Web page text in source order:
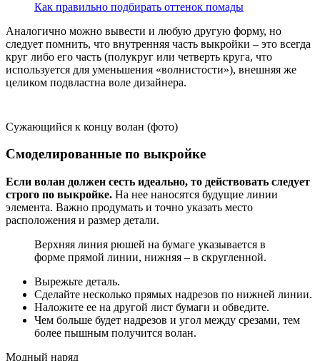
Как правильно подбирать оттенок помады
Аналогично можно вывести и любую другую форму, но
следует помнить, что внутренняя часть выкройки – это всегда
круг либо его часть (полукруг или четверть круга, что
используется для уменьшения «волнистости»), внешняя же
целиком подвластна воле дизайнера.
Сужающийся к концу волан (фото)
Смоделированные по выкройке
Если волан должен сесть идеально, то действовать следует
строго по выкройке. На нее наносятся будущие линии
элемента. Важно продумать и точно указать место
расположения и размер детали.
Верхняя линия рюшей на бумаге указывается в
форме прямой линии, нижняя – в скругленной.
Вырежьте деталь.
Сделайте несколько прямых надрезов по нижней линии.
Наложите ее на другой лист бумаги и обведите.
Чем больше будет надрезов и угол между срезами, тем
более пышным получится волан.
Модный наряд